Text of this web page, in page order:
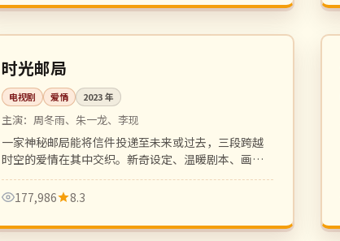
中国
完结 全 24 集
时光邮局
电视剧 爱情 2023年
主演： 周冬雨、朱一龙、李现
一家神秘邮局能将信件投递至未来或过去，三段跨越
时空的爱情在其中交织。新奇设定、温暖剧本、画面
唯美。
177,986
8.3